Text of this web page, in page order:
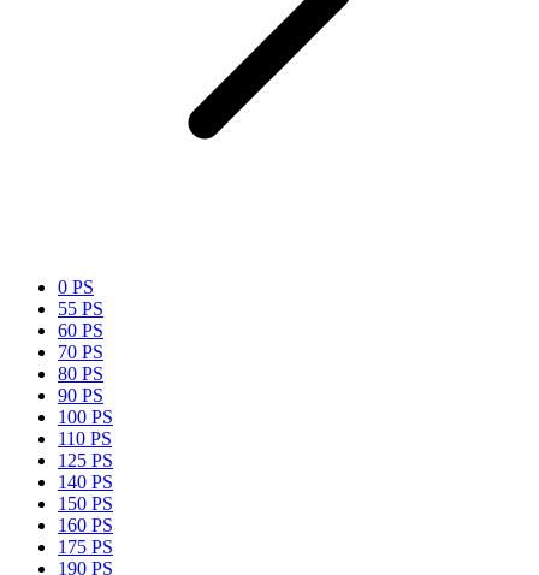
0 PS
55 PS
60 PS
70 PS
80 PS
90 PS
100 PS
110 PS
125 PS
140 PS
150 PS
160 PS
175 PS
190 PS